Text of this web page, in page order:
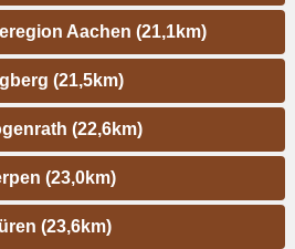
Aachen (21,1km)
(21,5km)
(22,6km)
(23,0km)
(23,6km)